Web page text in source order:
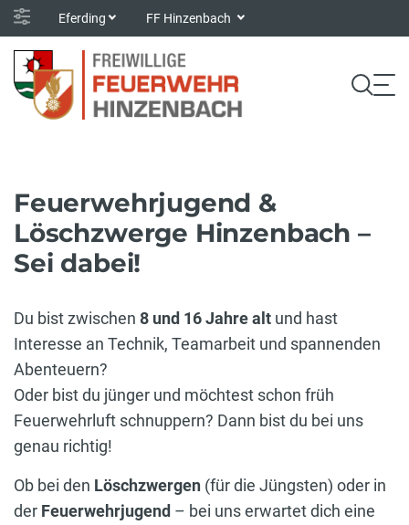
Eferding FF Hinzenbach
Feuerwehrjugend &
Löschzwerge Hinzenbach –
Sei dabei!
Du bist zwischen 8 und 16 Jahre alt und hast
Interesse an Technik, Teamarbeit und spannenden
Abenteuern?
Oder bist du jünger und möchtest schon früh
Feuerwehrluft schnuppern? Dann bist du bei uns
genau richtig!
Ob bei den Löschzwergen (für die Jüngsten) oder in
der Feuerwehrjugend – bei uns erwartet dich eine